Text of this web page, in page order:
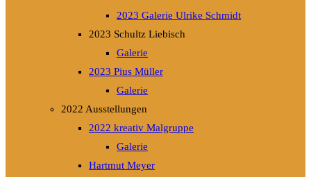
2023 Galerie Ulrike Schmidt
2023 Schultz Liebisch
Galerie
2023 Pius Müller
Galerie
2022 Ausstellungen
2022 kreativ Malgruppe
Galerie
Hartmut Meyer